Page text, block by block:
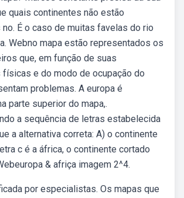
quais continentes não estão
É o caso de muitas favelas do rio
Webno mapa estão representados os
que, em função de suas
e do modo de ocupação do
problemas. A europa é
parte superior do mapa,.
a sequência de letras estabelecida
a alternativa correta: A) o continente
c é a áfrica, o continente cortado
& afriça imagem 2^4.
por especialistas. Os mapas que